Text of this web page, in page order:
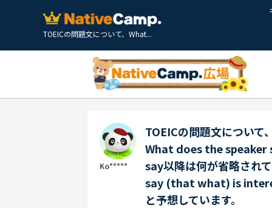
TOEICの問題文について、What...
Ko*****
TOEICの問題文について
What does the speaker
say以降は何が省略され
say (that what) is
と予想しています。